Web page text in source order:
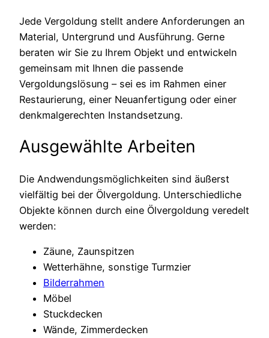
Jede Vergoldung stellt andere Anforderungen an
Material, Untergrund und Ausführung. Gerne
beraten wir Sie zu Ihrem Objekt und entwickeln
gemeinsam mit Ihnen die passende
Vergoldungslösung – sei es im Rahmen einer
Restaurierung, einer Neuanfertigung oder einer
denkmalgerechten Instandsetzung.
Ausgewählte Arbeiten
Die Andwendungsmöglichkeiten sind äußerst
vielfältig bei der Ölvergoldung. Unterschiedliche
Objekte können durch eine Ölvergoldung veredelt
werden:
Zäune, Zaunspitzen
Wetterhähne, sonstige Turmzier
Bilderrahmen
Möbel
Stuckdecken
Wände, Zimmerdecken